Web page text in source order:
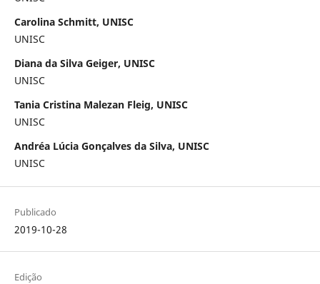
Carolina Schmitt, UNISC
UNISC
Diana da Silva Geiger, UNISC
UNISC
Tania Cristina Malezan Fleig, UNISC
UNISC
Andréa Lúcia Gonçalves da Silva, UNISC
UNISC
Publicado
2019-10-28
Edição